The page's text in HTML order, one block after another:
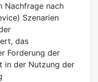
Nachfrage nach
Szenarien
das
Forderung der
in der Nutzung der